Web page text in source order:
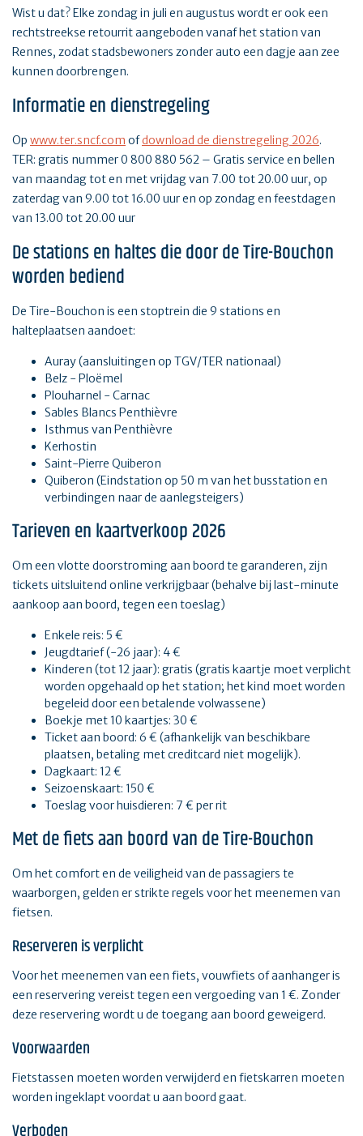
Wist u dat? Elke zondag in juli en augustus wordt er ook een
rechtstreekse retourrit aangeboden vanaf het station van
Rennes, zodat stadsbewoners zonder auto een dagje aan zee
kunnen doorbrengen.
Informatie en dienstregeling
Op www.ter.sncf.com ofdownload de dienstregeling 2026.
TER: gratis nummer 0 800 880 562 – Gratis service en bellen
van maandag tot en met vrijdag van 7.00 tot 20.00 uur, op
zaterdag van 9.00 tot 16.00 uur en op zondag en feestdagen
van 13.00 tot 20.00 uur
De stations en haltes die door de Tire-Bouchon
worden bediend
De Tire-Bouchon is een stoptrein die 9 stations en
halteplaatsen aandoet:
Auray (aansluitingen op TGV/TER nationaal)
Belz - Ploëmel
Plouharnel - Carnac
Sables Blancs Penthièvre
Isthmus van Penthièvre
Kerhostin
Saint-Pierre Quiberon
Quiberon (Eindstation op 50 m van het busstation en
verbindingen naar de aanlegsteigers)
Tarieven en kaartverkoop 2026
Om een vlotte doorstroming aan boord te garanderen, zijn
tickets uitsluitend online verkrijgbaar (behalve bij last-minute
aankoop aan boord, tegen een toeslag)
Enkele reis: 5 €
Jeugdtarief (-26 jaar): 4 €
Kinderen (tot 12 jaar): gratis (gratis kaartje moet verplicht
worden opgehaald op het station; het kind moet worden
begeleid door een betalende volwassene)
Boekje met 10 kaartjes: 30 €
Ticket aan boord: 6 € (afhankelijk van beschikbare
plaatsen, betaling met creditcard niet mogelijk).
Dagkaart: 12 €
Seizoenskaart: 150 €
Toeslag voor huisdieren: 7 € per rit
Met de fiets aan boord van de Tire-Bouchon
Om het comfort en de veiligheid van de passagiers te
waarborgen, gelden er strikte regels voor het meenemen van
fietsen.
Reserveren is verplicht
Voor het meenemen van een fiets, vouwfiets of aanhanger is
een reservering vereist tegen een vergoeding van 1 €. Zonder
deze reservering wordt u de toegang aan boord geweigerd.
Voorwaarden
Fietstassen moeten worden verwijderd en fietskarren moeten
worden ingeklapt voordat u aan boord gaat.